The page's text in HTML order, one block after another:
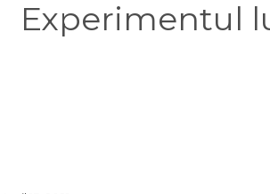
Experimentul